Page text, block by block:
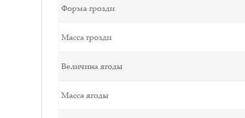
Форма грозди
Масса грозди
Величина ягоды
Масса ягоды